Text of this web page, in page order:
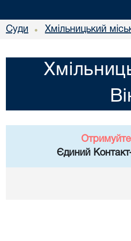
Суди • Хмільницький
Єдиний